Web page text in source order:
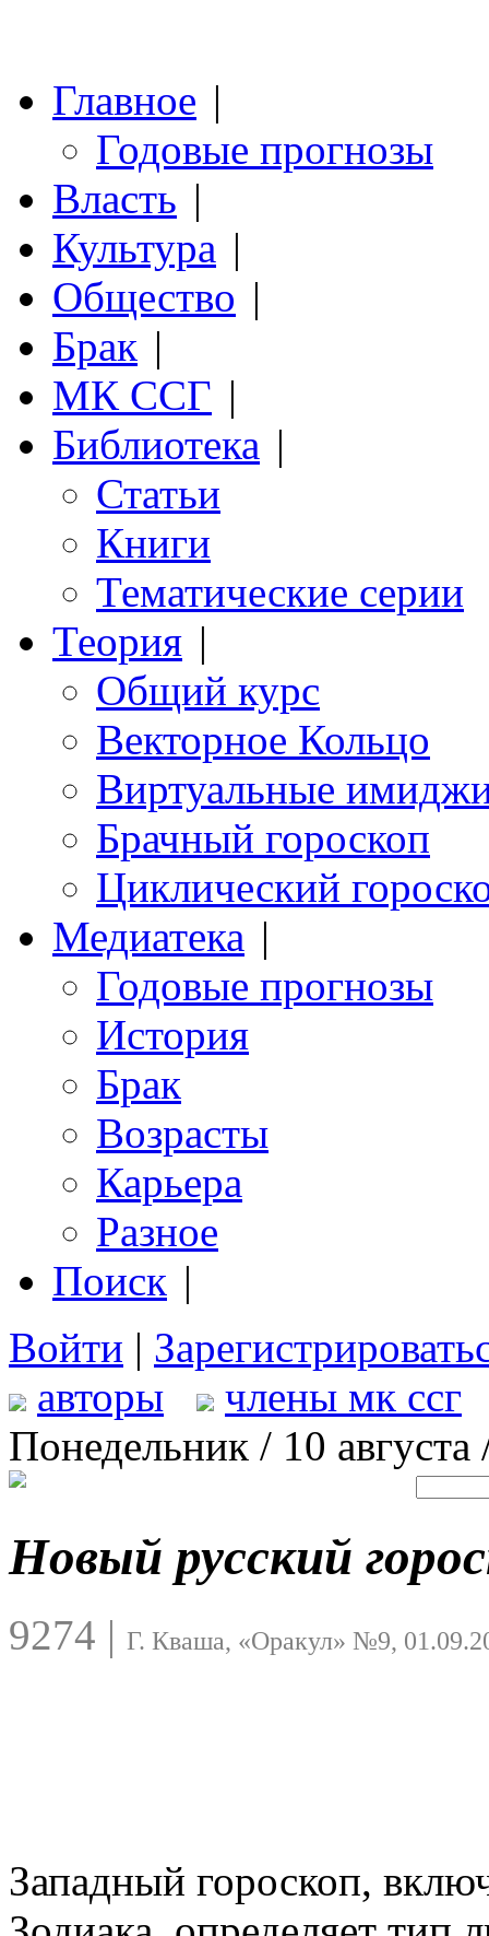
Главное |
Годовые прогнозы
Власть |
Культура |
Общество |
Брак |
МК ССГ |
Библиотека |
Статьи
Книги
Тематические серии
Теория |
Общий курс
Векторное Кольцо
Виртуальные
Брачный гороскоп
Циклический
Медиатека |
Годовые прогнозы
История
Брак
Возрасты
Карьера
Разное
Поиск |
Войти |
авторы
члены мк ссг
Понедельник / 10
Новый русский
9274 | Г. Кваша, «Оракул» №9,
Западный гороскоп,